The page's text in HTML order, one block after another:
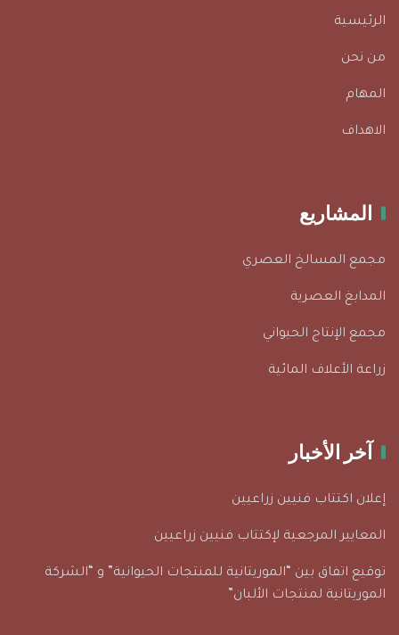
الرئيسية
من نحن
المهام
الاهداف
المشاريع
مجمع المسالخ العصري
المدابغ العصرية
مجمع الإنتاج الحيواني
زراعة الأعلاف المائية
آخر الأخبار
إعلان اكتتاب فنيين زراعيين
المعايير المرجعية لإكتتاب فنيين زراعيين
توقيع اتفاق بين “الموريتانية للمنتجات الحيوانية” و “الشركة
الموريتانية لمنتجات الألبان”